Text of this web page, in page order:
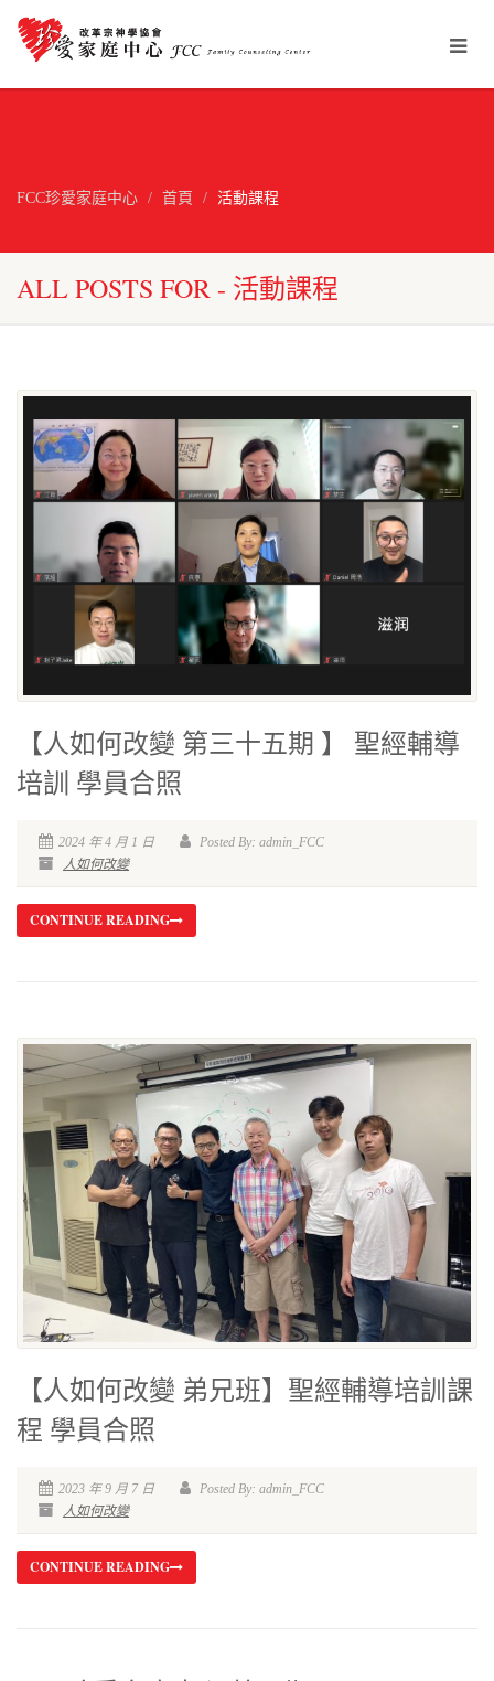
FCC珍愛家庭中心 首頁 活動課程
ALL POSTS FOR - 活動課程
【人如何改變 第三十五期 】 聖經輔導
培訓 學員合照
2024 年 4 月 1 日
Posted By: admin_FCC
人如何改變
CONTINUE READING
【人如何改變 弟兄班】聖經輔導培訓課
程 學員合照
2023 年 9 月 7 日
Posted By: admin_FCC
人如何改變
CONTINUE READING